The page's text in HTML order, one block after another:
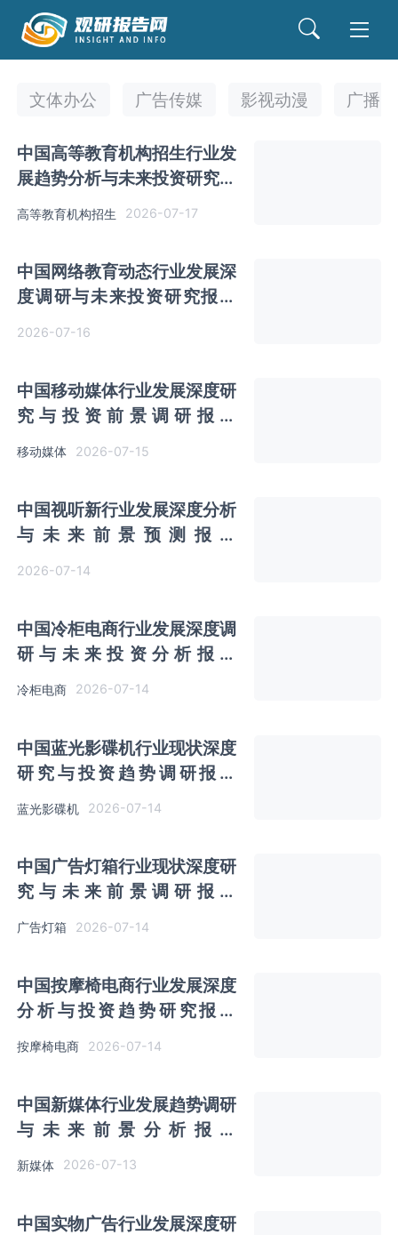
文体办公 广告传媒 影视动漫 广播
中国高等教育机构招生行业发
展趋势分析与未来投资研究报
高等教育机构招生 2026-07-17
中国网络教育动态行业发展深
度调研与未来投资研究报告
2026-07-16
中国移动媒体行业发展深度研
究与投资前景调研报告
（2026-2033年）
移动媒体 2026-07-15
中国视听新行业发展深度分析
与未来前景预测报告
2026-07-14
中国冷柜电商行业发展深度调
研与未来投资分析报告
冷柜电商 2026-07-14
中国蓝光影碟机行业现状深度
研究与投资趋势调研报告
蓝光影碟机 2026-07-14
中国广告灯箱行业现状深度研
究与未来前景调研报告
（2026-2033年）
广告灯箱 2026-07-14
中国按摩椅电商行业发展深度
分析与投资趋势研究报告
（2026-2033年）
按摩椅电商 2026-07-14
中国新媒体行业发展趋势调研
与未来前景分析报告
（2026-2033年）
新媒体 2026-07-13
中国实物广告行业发展深度研